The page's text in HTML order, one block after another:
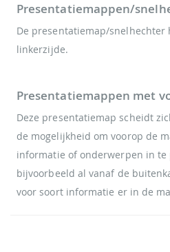
Presentatiemappen/
De presentatiemap/snelhechter
linkerzijde.
Presentatiemappen met
Deze presentatiemap scheidt
de mogelijkheid om voorop de
informatie of onderwerpen in te
bijvoorbeeld al vanaf de
voor soort informatie er in de